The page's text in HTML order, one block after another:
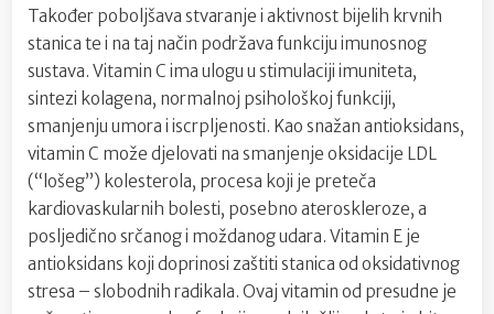
Također poboljšava stvaranje i aktivnost bijelih krvnih
stanica te i na taj način podržava funkciju imunosnog
sustava. Vitamin C ima ulogu u stimulaciji imuniteta,
sintezi kolagena, normalnoj psihološkoj funkciji,
smanjenju umora i iscrpljenosti. Kao snažan antioksidans,
vitamin C može djelovati na smanjenje oksidacije LDL
(“lošeg”) kolesterola, procesa koji je preteča
kardiovaskularnih bolesti, posebno ateroskleroze, a
posljedično srčanog i moždanog udara. Vitamin E je
antioksidans koji doprinosi zaštiti stanica od oksidativnog
stresa – slobodnih radikala. Ovaj vitamin od presudne je